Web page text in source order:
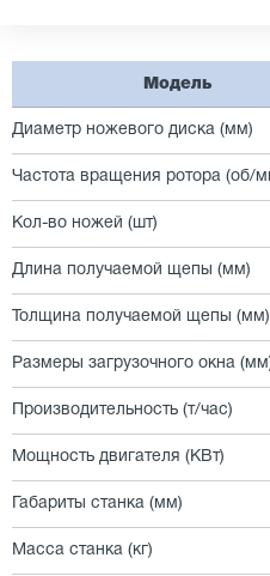
Модель
Диаметр ножевого диска (мм)
Частота вращения ротора (об/
Кол-во ножей (шт)
Длина получаемой щепы (мм)
Толщина получаемой щепы (мм)
Размеры загрузочного окна
Производительность (т/час)
Мощность двигателя (КВт)
Габариты станка (мм)
Масса станка (кг)